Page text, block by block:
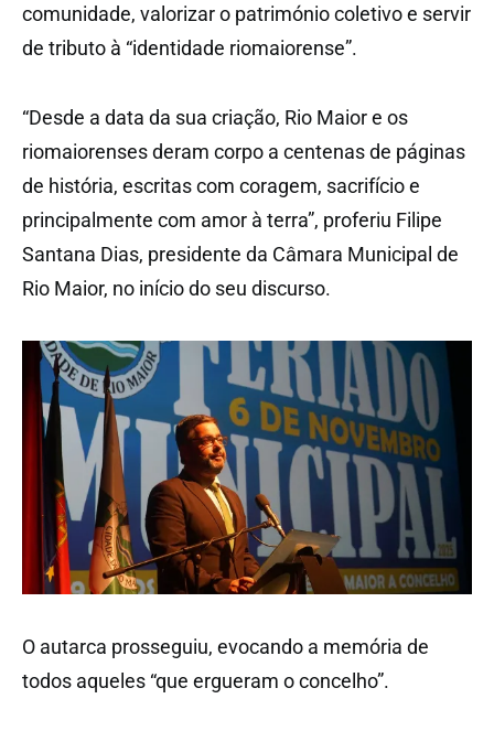
comunidade, valorizar o património coletivo e servir
de tributo à “identidade riomaiorense”.
“Desde a data da sua criação, Rio Maior e os
riomaiorenses deram corpo a centenas de páginas
de história, escritas com coragem, sacrifício e
principalmente com amor à terra”, proferiu Filipe
Santana Dias, presidente da Câmara Municipal de
Rio Maior, no início do seu discurso.
O autarca prosseguiu, evocando a memória de
todos aqueles “que ergueram o concelho”.